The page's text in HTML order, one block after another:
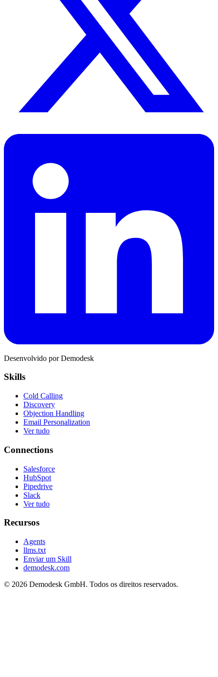
Desenvolvido por Demodesk
Skills
Cold Calling
Discovery
Objection Handling
Email Personalization
Ver tudo
Connections
Salesforce
HubSpot
Pipedrive
Slack
Ver tudo
Recursos
Agents
llms.txt
Enviar um Skill
demodesk.com
© 2026 Demodesk GmbH. Todos os direitos reservados.